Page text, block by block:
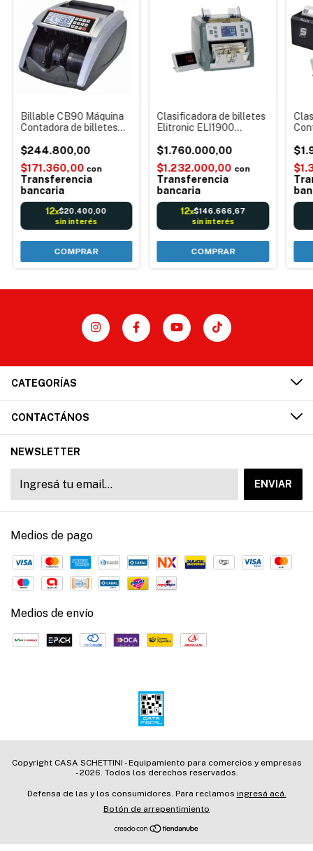
Billable CB90 Máquina
Contadora de billetes
Detección por UV/MG
Detección falsos
$244.800,00
$171.360,00 con
Transferencia
bancaria
12x$20.400,00
sin interés
Clasificadora de billetes
Elitronic ELI1900
Monto total Detección
de falsos UV/MG/IR/CIS
Pantalla A Color Táctil
Impresión número de
serie Dólares
$1.760.000,00
$1.232.000,00 con
Transferencia
bancaria
12x$146.666,67
sin interés
de
CATEGORÍAS
CONTACTÁNOS
NEWSLETTER
Medios de pago
Medios de envío
Copyright CASA SCHETTINI - Equipamiento para comercios y empresas
- 2026. Todos los derechos reservados.
Defensa de las y los consumidores. Para reclamos ingresá acá.
Botón de arrepentimiento